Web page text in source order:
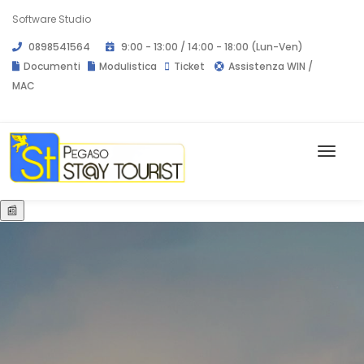
Software Studio
0898541564
9:00 - 13:00 / 14:00 - 18:00 (Lun-Ven)
Documenti
Modulistica Ticket Assistenza WIN /
MAC
📰